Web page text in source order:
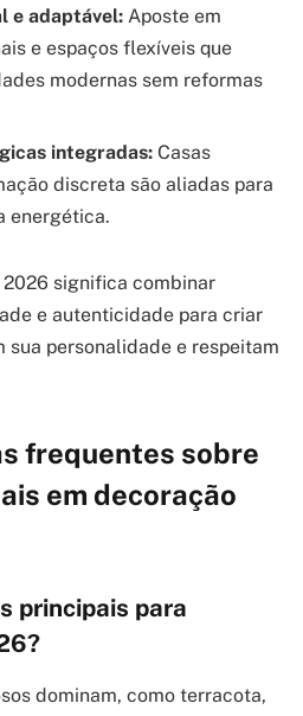
e adaptável: Aposte em
e espaços flexíveis que
modernas sem reformas
integradas: Casas
discreta são aliadas para
energética.
significa combinar
e autenticidade para criar
personalidade e respeitam
frequentes sobre
em decoração
principais para
dominam, como terracota,